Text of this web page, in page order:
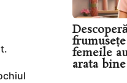
femeile
arata